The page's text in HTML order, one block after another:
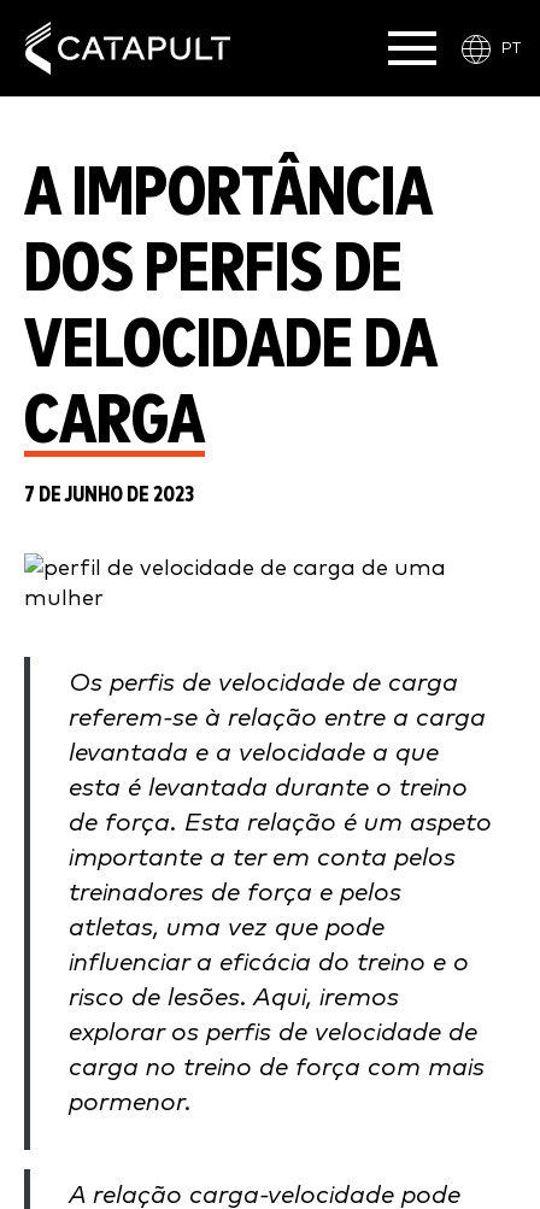
PT
A IMPORTÂNCIA
DOS PERFIS DE
VELOCIDADE DA
CARGA
7 DE JUNHO DE 2023
Os perfis de velocidade de carga
referem-se à relação entre a carga
levantada e a velocidade a que
esta é levantada durante o treino
de força. Esta relação é um aspeto
importante a ter em conta pelos
treinadores de força e pelos
atletas, uma vez que pode
influenciar a eficácia do treino e o
risco de lesões. Aqui, iremos
explorar os perfis de velocidade de
carga no treino de força com mais
pormenor.
A relação carga-velocidade pode